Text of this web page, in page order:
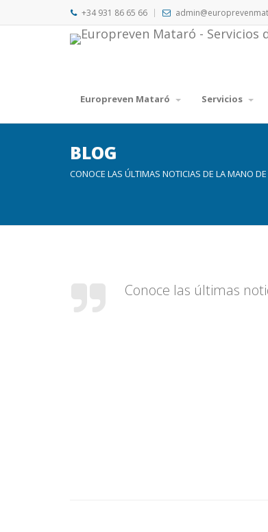
+34 931 86 65 66
Europreven Mataró Servicios
BLOG
CONOCE LAS ÚLTIMAS NOTICIAS DE LA MANO
Conoce las últimas